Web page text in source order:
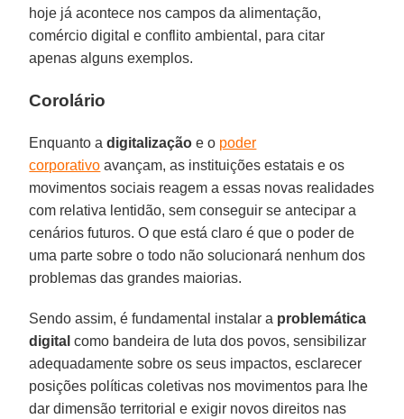
hoje já acontece nos campos da alimentação,
comércio digital e conflito ambiental, para citar
apenas alguns exemplos.
Corolário
Enquanto adigitalização e o poder
corporativo avançam, as instituições estatais e os
movimentos sociais reagem a essas novas realidades
com relativa lentidão, sem conseguir se antecipar a
cenários futuros. O que está claro é que o poder de
uma parte sobre o todo não solucionará nenhum dos
problemas das grandes maiorias.
Sendo assim, é fundamental instalar a problemática
digital como bandeira de luta dos povos, sensibilizar
adequadamente sobre os seus impactos, esclarecer
posições políticas coletivas nos movimentos para lhe
dar dimensão territorial e exigir novos direitos nas